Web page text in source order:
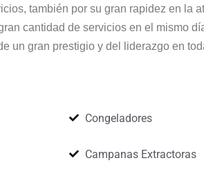
también por su gran rapidez en la
cantidad de servicios en el mismo
un gran prestigio y del liderazgo en
Congeladores
Campanas Extractoras